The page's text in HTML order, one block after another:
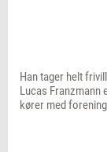
Han tager helt
Lucas Franzmann
kører med